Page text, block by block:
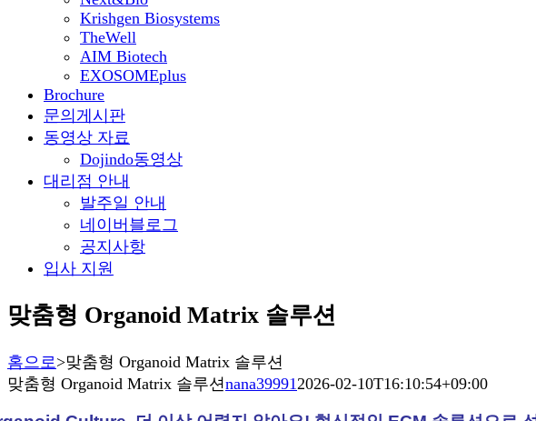
Krishgen Biosystems
TheWell
AIM Biotech
EXOSOMEplus
Brochure
문의게시판
동영상 자료
Dojindo동영상
대리점 안내
발주일 안내
네이버블로그
공지사항
입사 지원
맞춤형 Organoid Matrix 솔루션
홈으로 >맞춤형 Organoid Matrix 솔루션
맞춤형 Organoid Matrix 솔루션nana39991 2026-02-10T16:10:54+09:00